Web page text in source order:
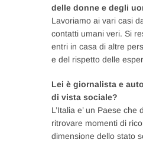
delle donne e degli
Lavoriamo ai vari casi
contatti umani veri. Si
entri in casa di altre
e del rispetto delle
Lei è giornalista e
di vista sociale?
L’Italia e’ un Paese
ritrovare momenti di
dimensione dello stato